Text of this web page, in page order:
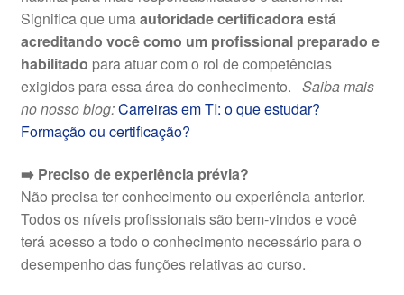
Significa que uma autoridade certificadora está
acreditando você como um profissional preparado e
habilitado para atuar com o rol de competências
exigidos para essa área do conhecimento. Saiba mais
no nosso blog:Carreiras em TI: o que estudar?
Formação ou certificação?
➡️ Preciso de experiência prévia?
Não precisa ter conhecimento ou experiência anterior.
Todos os níveis profissionais são bem-vindos e você
terá acesso a todo o conhecimento necessário para o
desempenho das funções relativas ao curso.